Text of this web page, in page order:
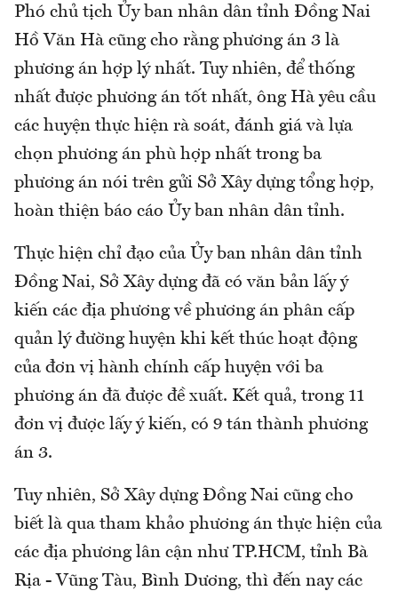
Phó chủ tịch Ủy ban nhân dân tỉnh Đồng Nai
Hồ Văn Hà cũng cho rằng phương án 3 là
phương án hợp lý nhất. Tuy nhiên, để thống
nhất được phương án tốt nhất, ông Hà yêu cầu
các huyện thực hiện rà soát, đánh giá và lựa
chọn phương án phù hợp nhất trong ba
phương án nói trên gửi Sở Xây dựng tổng hợp,
hoàn thiện báo cáo Ủy ban nhân dân tỉnh.
Thực hiện chỉ đạo của Ủy ban nhân dân tỉnh
Đồng Nai, Sở Xây dựng đã có văn bản lấy ý
kiến các địa phương về phương án phân cấp
quản lý đường huyện khi kết thúc hoạt động
của đơn vị hành chính cấp huyện với ba
phương án đã được đề xuất. Kết quả, trong 11
đơn vị được lấy ý kiến, có 9 tán thành phương
án 3.
Tuy nhiên, Sở Xây dựng Đồng Nai cũng cho
biết là qua tham khảo phương án thực hiện của
các địa phương lân cận như TP.HCM, tỉnh Bà
Rịa - Vũng Tàu, Bình Dương, thì đến nay các